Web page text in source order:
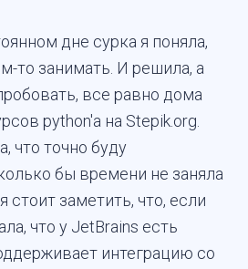
дне сурка я поняла,
то занимать. И решила, а
все равно дома
python'a на Stepik.org.
что точно буду
бы времени не заняла
стоит заметить, что, если
что у JetBrains есть
интеграцию со